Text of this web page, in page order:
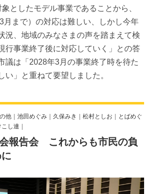
としたモデル事業であることから、
月まで）の対応は難しい、しかし今年
況、地域のみなさまの声を踏まえて検
行事業終了後に対応していく」との答
議は「2028年3月の事業終了時を待た
い」と重ねて要望しました。
他 ｜ 池田めぐみ ｜ 久保みき ｜ 松村としお ｜ とばめぐ
こし連 ｜
報告会 これからも市民の負